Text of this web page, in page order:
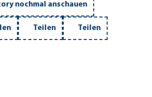
nochmal anschauen
Teilen Teilen